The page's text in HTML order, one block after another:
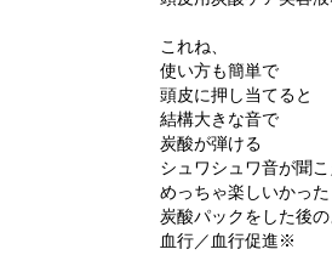
これね、
使い方も簡単で
頭皮に押し当てると
結構大きな音で
炭酸が弾ける
シュワシュワ音が聞
めっちゃ楽しいかった
炭酸パックをした後
血行／血行促進※